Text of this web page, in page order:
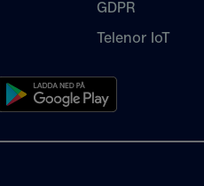
GDPR
Telenor IoT